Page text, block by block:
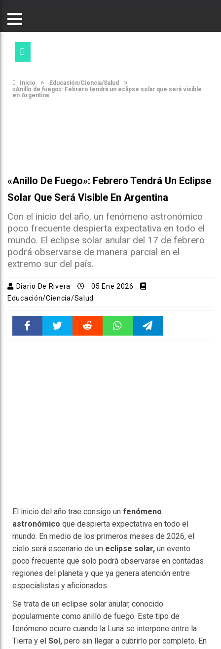
Inicio » Educación/Ciencia/Salud »
«Anillo de fuego»: Febrero tendrá un eclipse solar que será visible
en Argentina
«Anillo De Fuego»: Febrero Tendrá Un Eclipse
Solar Que Será Visible En Argentina
Con el inicio del año, un fenómeno astronómico
poco frecuente despierta expectativa en todo el
mundo. El eclipse solar anular del 17 de febrero
podrá observarse de manera parcial en el
extremo sur del país.
Diario De Rivera
05 Ene 2026
Educación/Ciencia/Salud
El inicio del año trae consigo un fenómeno
astronómico que despierta expectativa en todo el
mundo. En medio de los primeros meses de 2026, el
cielo será escenario de un eclipse solar, un evento
poco frecuente que solo podrá observarse en contadas
regiones del planeta y que ya genera atención entre
especialistas y aficionados.
Se trata de un eclipse solar anular, conocido
popularmente como anillo de fuego. Este tipo de
fenómeno ocurre cuando la Luna se interpone entre la
Tierra y el Sol, pero sin llegar a cubrirlo por completo. En